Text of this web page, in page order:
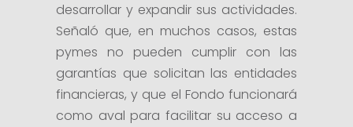
desarrollar y expandir sus actividades.
Señaló que, en muchos casos, estas
pymes no pueden cumplir con las
garantías que solicitan las entidades
financieras, y que el Fondo funcionará
como aval para facilitar su acceso a